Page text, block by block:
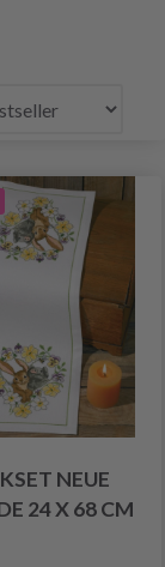
NEUE
24 X 68 CM